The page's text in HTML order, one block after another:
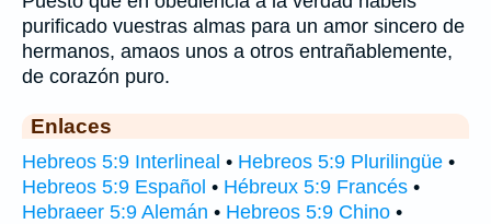
purificado vuestras almas para un amor sincero de
hermanos, amaos unos a otros entrañablemente,
de corazón puro.
Enlaces
Hebreos 5:9 Interlineal • Hebreos 5:9 Plurilingüe •
Hebreos 5:9 Español • Hébreux 5:9 Francés •
Hebraeer 5:9 Alemán • Hebreos 5:9 Chino •